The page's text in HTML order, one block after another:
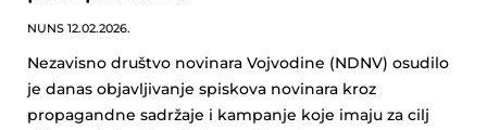
NUNS 12.02.2026.
Nezavisno društvo novinara Vojvodine (NDNV) osudilo
je danas objavljivanje spiskova novinara kroz
propagandne sadržaje i kampanje koje imaju za cilj